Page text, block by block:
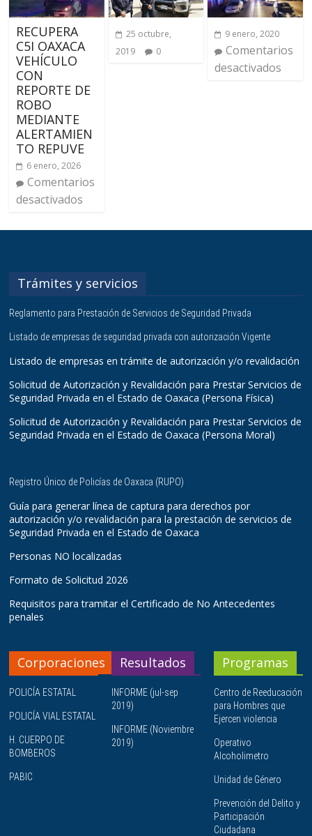
RECUPERA
C5I OAXACA
VEHÍCULO
CON
REPORTE DE
ROBO
MEDIANTE
ALERTAMIEN
TO REPUVE
6 enero, 2026
Comentarios
desactivados
25 octubre,
2019
0
9 enero, 2020
Comentarios
desactivados
Trámites y servicios
Reglamento para Prestación de Servicios de Seguridad Privada
Listado de empresas de seguridad privada con autorización Vigente
Listado de empresas en trámite de autorización y/o revalidación
Solicitud de Autorización y Revalidación para Prestar Servicios de
Seguridad Privada en el Estado de Oaxaca (Persona Física)
Solicitud de Autorización y Revalidación para Prestar Servicios de
Seguridad Privada en el Estado de Oaxaca (Persona Moral)
Registro Único de Policías de Oaxaca (RUPO)
Guía para generar línea de captura para derechos por
autorización y/o revalidación para la prestación de servicios de
Seguridad Privada en el Estado de Oaxaca
Personas NO localizadas
Formato de Solicitud 2026
Requisitos para tramitar el Certificado de No Antecedentes
penales
Corporaciones
POLICÍA ESTATAL
POLICÍA VIAL ESTATAL
H. CUERPO DE
BOMBEROS
PABIC
Resultados
INFORME (jul-sep
2019)
INFORME (Noviembre
2019)
Programas
Centro de Reeducación
para Hombres que
Ejercen violencia
Operativo
Alcoholimetro
Unidad de Género
Prevención del Delito y
Participación
Ciudadana